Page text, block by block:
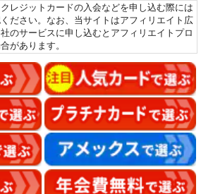
レジットカードの入会などを申し込む際には
ださい。なお、当サイトはアフィリエイト広
のサービスに申し込むとアフィリエイトプロ
があります。